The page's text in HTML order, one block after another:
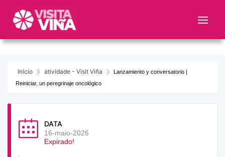
este
web
sistemaInício atividade - Visit Viña
Lanzamiento y conversatorio |
Reiniciar, un peregrinaje oncológico
DATA
16-maio-2026
Expirado!